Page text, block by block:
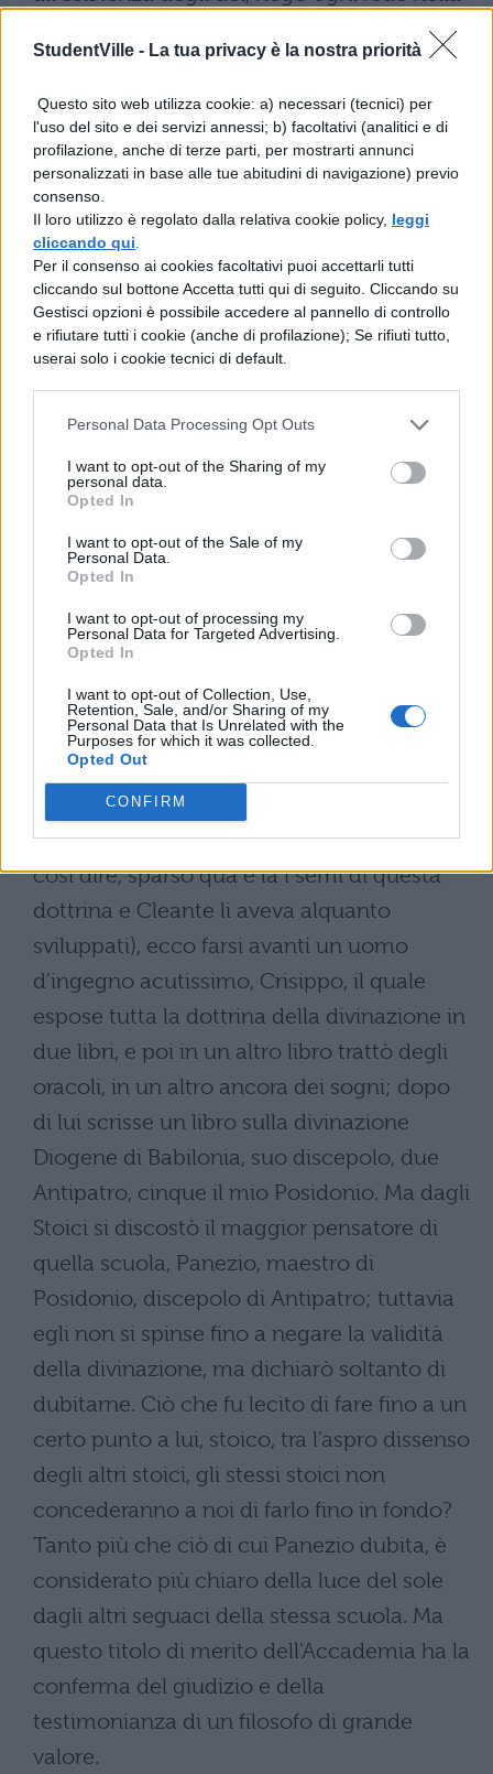
StudentVille - La tua privacy è la nostra priorità
Questo sito web utilizza cookie: a) necessari (tecnici) per
l'uso del sito e dei servizi annessi; b) facoltativi (analitici e di
profilazione, anche di terze parti, per mostrarti annunci
personalizzati in base alle tue abitudini di navigazione) previo
consenso.
Il loro utilizzo è regolato dalla relativa cookie policy, leggi
cliccando qui
Per il consenso ai cookies facoltativi puoi accettarli tutti
cliccando sul bottone Accetta tutti qui di seguito. Cliccando su
Gestisci opzioni è possibile accedere al pannello di controllo
e rifiutare tutti i cookie (anche di profilazione); Se rifiuti tutto,
userai solo i cookie tecnici di default.
Personal Data Processing Opt Outs
I want to opt-out of the Sharing of my
personal data.
Opted In
I want to opt-out of the Sale of my
Personal Data.
Opted In
I want to opt-out of processing my
Personal Data for Targeted Advertising.
Opted In
I want to opt-out of Collection, Use,
Retention, Sale, and/or Sharing of my
Personal Data that Is Unrelated with the
Purposes for which it was collected.
Opted Out
CONFIRM
Epicuro che sulla natura degli dèi disse
cose assurde, approvarono la divinazione,
ma non nella stessa misura. Socrate e tutti i
socratici, Zenone stoico e i suoi seguaci, si
attennero alla dottrina dei filosofi più
antichi, e dello stesso parere furono
l'Accademia antica e i peripatetici; già
prima di essi, Pitagora aveva attribuito alla
divinazione grande autorità (egli stesso,
Democrito, filosofo di grande valore, in
credere alle previsioni del futuro. Invece il
soltanto i sogni e le profezie gridate in
accessi di follìa, negò fede a ogni altro
genere di divinazione; mentre il mio intimo
amico Cratippo, che io considero pari ai
peripatetici più grandi, egualmente
credette a quei due tipi di profezie, e
ripudiò tutti gli altri. Ma dopo che gli Stoici
ebbero difeso in generale ogni divinazione
(poiché Zenone nelle sue opere aveva, per
così dire, sparso qua e là i semi di questa
dottrina e Cleante li aveva alquanto
sviluppati), ecco farsi avanti un uomo
d'ingegno acutissimo, Crisippo, il quale
espose tutta la dottrina della divinazione in
due libri, e poi in un altro libro trattò degli
oracoli, in un altro ancora dei sogni; dopo
di lui scrisse un libro sulla divinazione
Diogene di Babilonia, suo discepolo, due
Antipatro, cinque il mio Posidonio. Ma dagli
Stoici si discostò il maggior pensatore di
quella scuola, Panezio, maestro di
Posidonio, discepolo di Antipatro; tuttavia
egli non si spinse fino a negare la validità
della divinazione, ma dichiarò soltanto di
dubitarne. Ciò che fu lecito di fare fino a un
certo punto a lui, stoico, tra l'aspro dissenso
degli altri stoici, gli stessi stoici non
concederanno a noi di farlo fino in fondo?
Tanto più che ciò di cui Panezio dubita, è
considerato più chiaro della luce del sole
dagli altri seguaci della stessa scuola. Ma
questo titolo di merito dell'Accademia ha la
conferma del giudizio e della
testimonianza di un filosofo di grande
valore.